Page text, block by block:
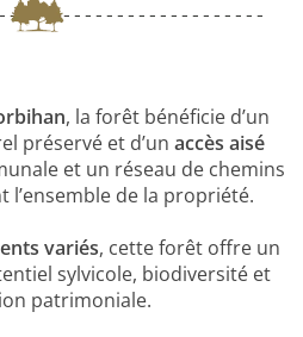
, la forêt bénéficie d’un
préservé et d’un accès aisé
et un réseau de chemins
l’ensemble de la propriété.
variés, cette forêt offre un
sylvicole, biodiversité et
patrimoniale.